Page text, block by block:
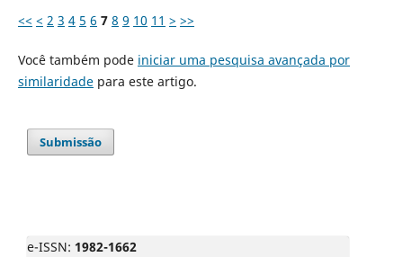
<< < 2 3 4 5 6 7 8 9 10 11 > >>
Você também pode iniciar uma pesquisa avançada por
similaridadepara este artigo.
Submissão
e-ISSN: 1982-1662